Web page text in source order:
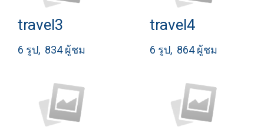
travel3
6 รูป, 834 ผู้ชม
travel4
6 รูป, 864 ผู้ชม